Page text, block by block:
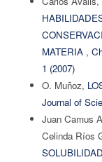
MATERIA ,
1 (2007)
O. Muñoz,
Journal of
Juan Camus
Celinda Ríos